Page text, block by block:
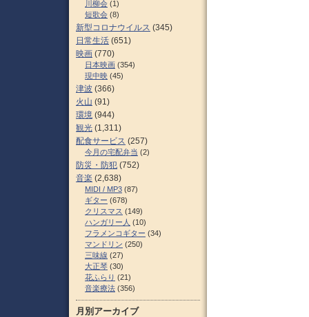
川柳会 (1)
短歌会 (8)
新型コロナウイルス (345)
日常生活 (651)
映画 (770)
日本映画 (354)
現中映 (45)
津波 (366)
火山 (91)
環境 (944)
観光 (1,311)
配食サービス (257)
今月の宅配弁当 (2)
防災・防犯 (752)
音楽 (2,638)
MIDI / MP3 (87)
ギター (678)
クリスマス (149)
ハンガリー人 (10)
フラメンコギター (34)
マンドリン (250)
三味線 (27)
大正琴 (30)
花ふらり (21)
音楽療法 (356)
月別アーカイブ